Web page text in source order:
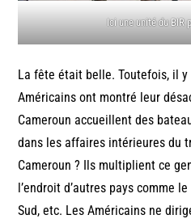
Ici une unité du BIR
La fête était belle. Toutefois, il
Américains ont montré leur
Cameroun accueillent des
dans les affaires intérieures du
Cameroun ? Ils multiplient ce
l’endroit d’autres pays comme
Sud, etc. Les Américains ne